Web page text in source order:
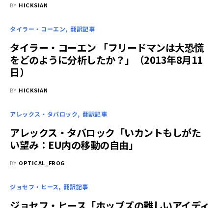
BY HICKSIAN
タイラー・コーエン 翻訳記事
タイラー・コーエン 「フリードマンは大恐慌
をどのように分析したか？」（2013年8月11
日）
BY HICKSIAN
アレックス・タバロック 翻訳記事
アレックス・タバロック「いカントもしがた
い望み：EU内の移動の自由」
BY OPTICAL_FROG
ジョセフ・ヒース 翻訳記事